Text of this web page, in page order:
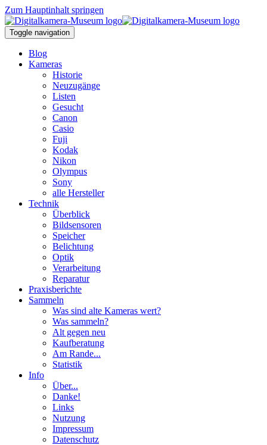
Zum Hauptinhalt springen
Toggle navigation
Blog
Kameras
Historie
Neuzugänge
Listen
Gesucht
Canon
Casio
Fuji
Kodak
Nikon
Olympus
Sony
alle Hersteller
Technik
Überblick
Bildsensoren
Speicher
Belichtung
Optik
Verarbeitung
Reparatur
Praxisberichte
Sammeln
Was sind alte Kameras wert?
Was sammeln?
Alt gegen neu
Kaufberatung
Am Rande...
Statistik
Info
Über...
Danke!
Links
Nutzung
Impressum
Datenschutz